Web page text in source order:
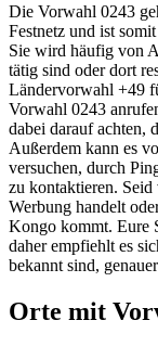
Die Vorwahl 0243
Festnetz und ist
Sie wird häufig von
tätig sind oder dort
Ländervorwahl +49
Vorwahl 0243
dabei darauf achten,
Außerdem kann es
versuchen, durch
zu kontaktieren. Seid
Werbung handelt
Kongo kommt. Eure
daher empfiehlt es
bekannt sind,
Orte mit